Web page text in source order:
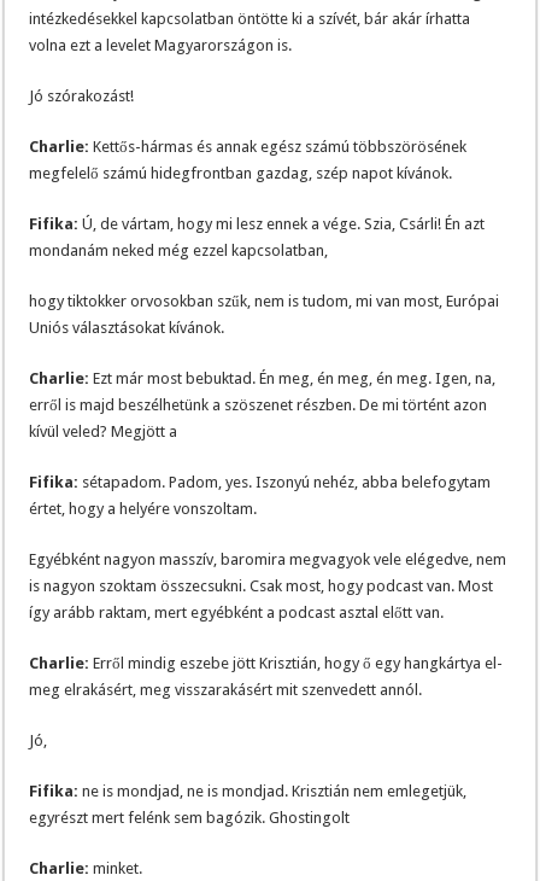
intézkedésekkel kapcsolatban öntötte ki a szívét, bár akár írhatta
volna ezt a levelet Magyarországon is.
Jó szórakozást!
Charlie: Kettős-hármas és annak egész számú többszörösének
megfelelő számú hidegfrontban gazdag, szép napot kívánok.
Fifika: Ú, de vártam, hogy mi lesz ennek a vége. Szia, Csárli! Én azt
mondanám neked még ezzel kapcsolatban,
hogy tiktokker orvosokban szűk, nem is tudom, mi van most, Európai
Uniós választásokat kívánok.
Charlie: Ezt már most bebuktad. Én meg, én meg, én meg. Igen, na,
erről is majd beszélhetünk a szöszenet részben. De mi történt azon
kívül veled? Megjött a
Fifika: sétapadom. Padom, yes. Iszonyú nehéz, abba belefogytam
értet, hogy a helyére vonszoltam.
Egyébként nagyon masszív, baromira megvagyok vele elégedve, nem
is nagyon szoktam összecsukni. Csak most, hogy podcast van. Most
így arább raktam, mert egyébként a podcast asztal előtt van.
Charlie: Erről mindig eszebe jött Krisztián, hogy ő egy hangkártya el-
meg elrakásért, meg visszarakásért mit szenvedett annól.
Jó,
Fifika: ne is mondjad, ne is mondjad. Krisztián nem emlegetjük,
egyrészt mert felénk sem bagózik. Ghostingolt
Charlie: minket.